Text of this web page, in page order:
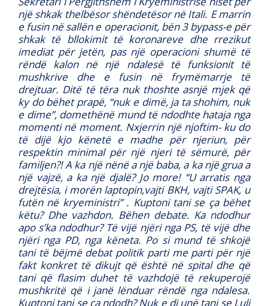
një shkak thelbësor shëndetësor në Itali. E marrin
e fusin në sallën e operacionit, bën 3 bypass-e për
shkak të bllokimit të koronareve dhe rrezikut
imediat për jetën, pas një operacioni shumë të
rëndë kalon në një ndalesë të funksionit të
mushkrive dhe e fusin në frymëmarrje të
drejtuar. Ditë të tëra nuk thoshte asnjë mjek që
ky do bëhet prapë, “nuk e dimë, ja ta shohim, nuk
e dime”, domethënë mund të ndodhte hataja nga
momenti në moment. Nxjerrin një njoftim- ku do
të dijë kjo kënetë e madhe për njeriun, për
respektin minimal për një njeri të sëmurë, për
familjen?! A ka një nënë a një baba, a ka një grua a
një vajzë, a ka një djalë? Jo more! “U arratis nga
drejtësia, i morën laptopin,vajti BKH, vajti SPAK, u
futën në kryeministri’’ . Kuptoni tani se ça bëhet
këtu? Dhe vazhdon. Bëhen debate. Ka ndodhur
apo s’ka ndodhur? Të vijë njëri nga PS, të vijë dhe
njëri nga PD, nga këneta. Po si mund të shkojë
tani të bëjmë debat politik parti me parti për një
fakt konkret të dikujt që është në spital dhe që
tani që flasim duhet të vazhdojë të rekuperojë
mushkritë që i janë lënduar rëndë nga ndalesa.
Kuptoni tani se ça ndodh? Nuk e di unë tani se Luli